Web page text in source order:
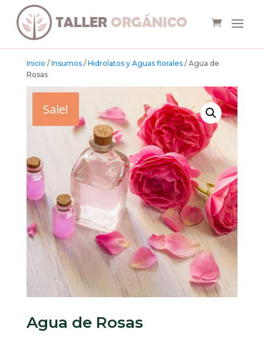
Inicio / Insumos/ Hidrolatos y Aguas florales/ Agua de
Rosas
Sale!
Agua de Rosas